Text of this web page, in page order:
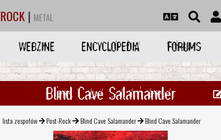
ROCK | METAL
WEBZINE ENCYCLOPEDIA FORUMS
Blind Cave Salamander
lista zespołów Post-Rock Blind Cave Salamander Blind Cave Salamander